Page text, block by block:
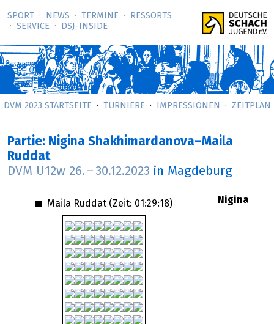
SPORT NEWS TERMINE
RESSORTS
SERVICE
DSJ-­INSIDE
DVM 2023 STARTSEITE TURNIERE IMPRESSIONEN ZEITPLAN
Partie: Nigina Shakhimardanova–Maila
Ruddat
DVM U12w 26. – 30.12.2023 in Magdeburg
Maila Ruddat (Zeit: 01:29:18) Nigina